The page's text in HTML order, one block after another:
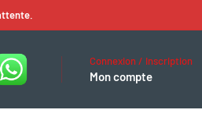
Connexion / Inscription
Mon compte